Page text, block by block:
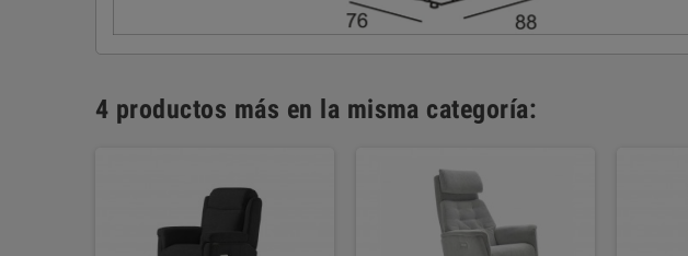
4 productos más en la misma categoría: